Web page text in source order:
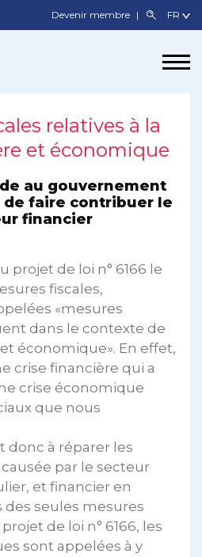
Devenir membre
relatives à la
et économique
au gouvernement
de faire contribuer le
financier
projet de loi n° 6166 le
fiscales,
«mesures
dans le contexte de
économique». En effet,
crise financière qui a
crise économique
que nous
donc à réparer les
par le secteur
et financier en
des seules mesures
de loi n° 6166, les
sont appelées à y